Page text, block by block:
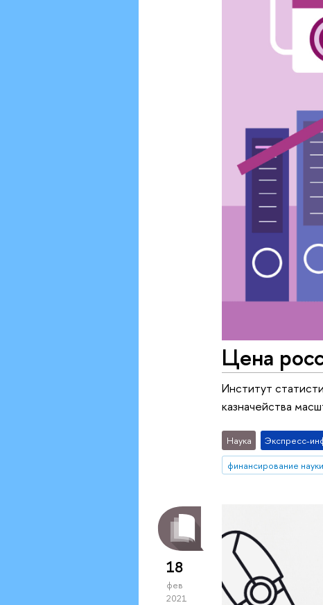
Цена
Институт
казначейства
Наука Экспресс-
финансирование науки
18
фев
2021